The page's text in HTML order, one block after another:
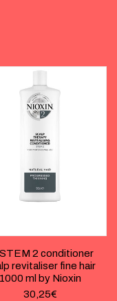
2 conditioner
revitaliser fine hair
1000 ml by Nioxin
30,25€